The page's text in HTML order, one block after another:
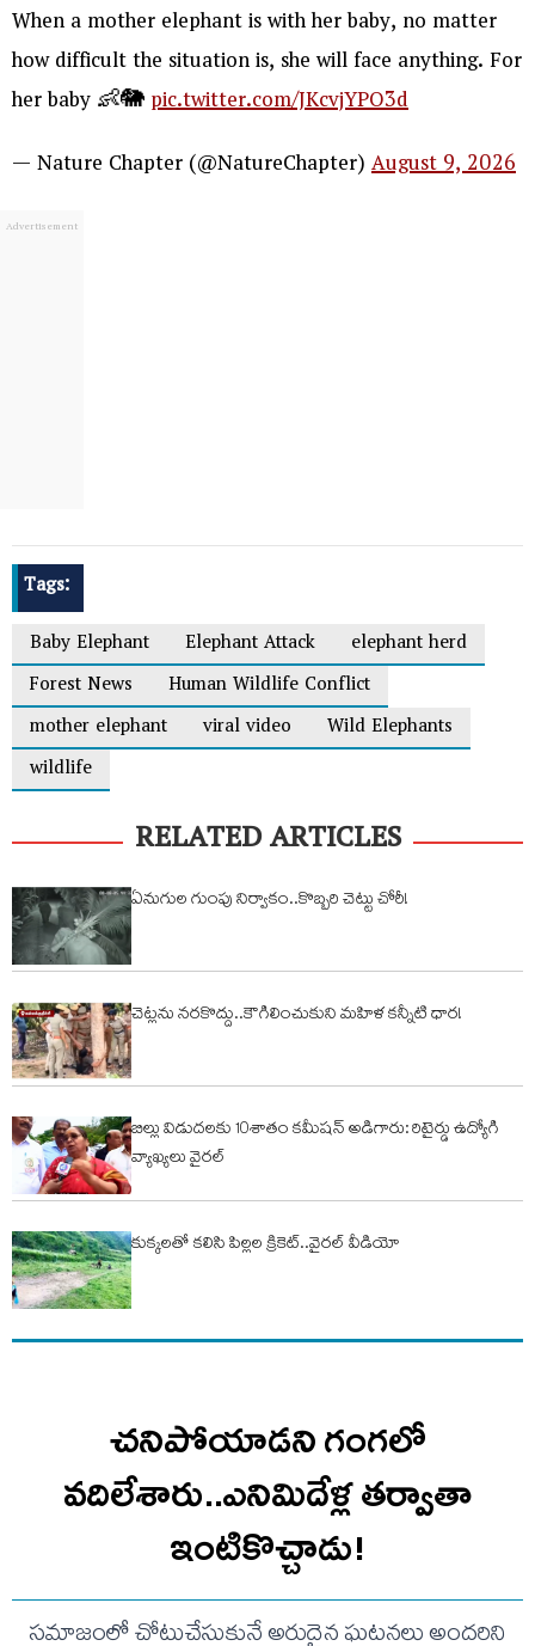
When a mother elephant is with her baby, no matter
how difficult the situation is, she will face anything. For
her baby 👶🐘pic.twitter.com/JKcvjYPO3d
— Nature Chapter (@NatureChapter)August 9, 2026
Tags:
Baby Elephant
Elephant Attack
elephant herd
Forest News
Human Wildlife Conflict
mother elephant
viral video
Wild Elephants
wildlife
RELATED ARTICLES
ఏనుగుల గుంపు నిర్వాకం..కొబ్బరి చెట్టు చోరీ!
చెట్లను నరకొద్దు..కౌగిలించుకుని మహిళ కన్నీటి ధార!
బిల్లు విడుదలకు 10శాతం కమీషన్ అడిగారు: రిటైర్డు ఉద్యోగి
వ్యాఖ్యలు వైరల్
కుక్కలతో కలిసి పిల్లల క్రికెట్..వైరల్ వీడియో
చనిపోయాడని గంగలో
వదిలేశారు..ఎనిమిదేళ్ల తర్వాతా
ఇంటికొచ్చాడు!
సమాజంలో చోటుచేసుకునే అరుదైన ఘటనలు అందరిని